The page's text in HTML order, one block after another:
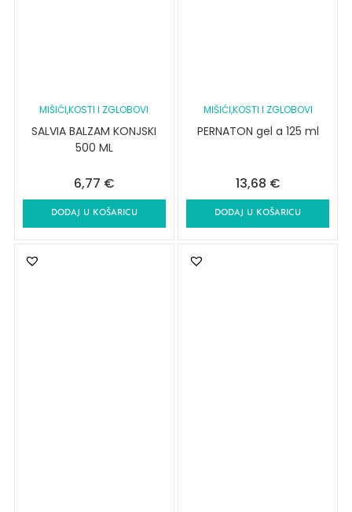
MIŠIĆI,KOSTI I ZGLOBOVI
SALVIA BALZAM KONJSKI
500 ML
6,77 €
DODAJ U KOŠARICU
MIŠIĆI,KOSTI I ZGLOBOVI
PERNATON gel a 125 ml
13,68 €
DODAJ U KOŠARICU